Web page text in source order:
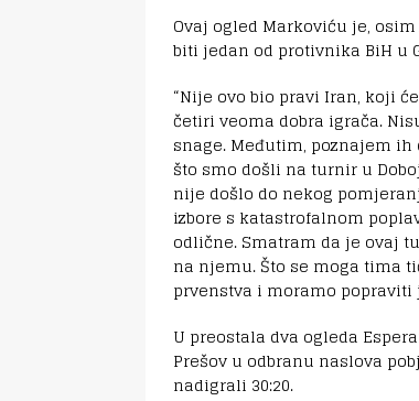
Ovaj ogled Markoviću je,
biti jedan od protivnika BiH u
“Nije ovo bio pravi Iran, koji
četiri veoma dobra igrača.
snage. Međutim, poznajem ih
što smo došli na turnir u
nije došlo do nekog
izbore s katastrofalnom
odlične. Smatram da je ovaj
na njemu. Što se moga tima
prvenstva i moramo
U preostala dva ogleda
Prešov u odbranu naslova
nadigrali 30:20.